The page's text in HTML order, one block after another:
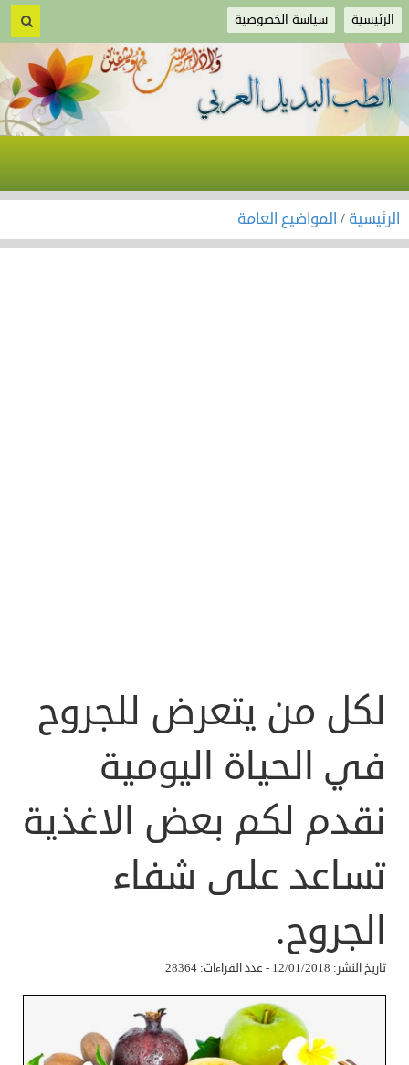
الرئيسية سياسة الخصوصية
الرئيسية / المواضيع العامة
لكل من يتعرض للجروح
في الحياة اليومية
نقدم لكم بعض الاغذية
تساعد على شفاء
الجروح.
تاريخ النشر: 12/01/2018 - عدد القراءات: 28364